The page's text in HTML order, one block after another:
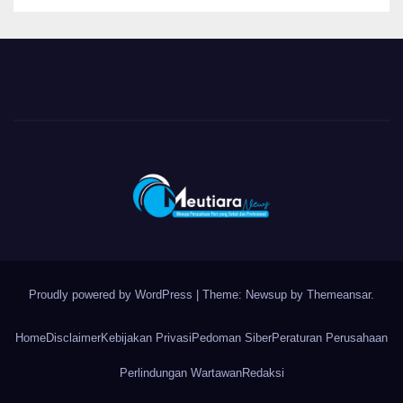
Proudly powered by WordPress Theme: Newsup by Themeansar.
HomeDisclaimerKebijakan Privasi Pedoman SiberPeraturan Perusahaan
Perlindungan WartawanRedaksi